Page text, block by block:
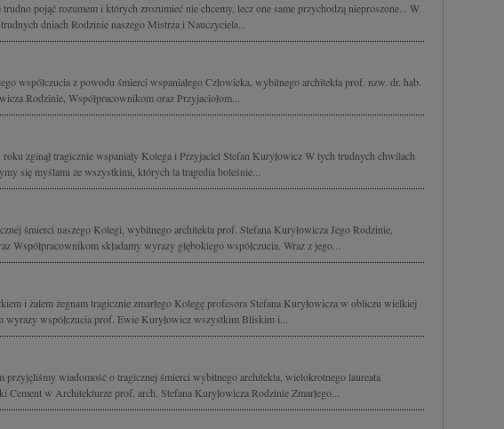
trudno pojąć rozumem i których zrozumieć nie chcemy, lecz one same przychodzą nieproszone... W
dniach Rodzinie naszego Mistrza i Nauczyciela...
współczucia z powodu śmierci wspaniałego Człowieka, wybitnego architekta prof. nzw. dr. hab.
Rodzinie, Współpracownikom oraz Przyjaciołom...
roku zginął tragicznie wspaniały Kolega i Przyjaciel Stefan Kuryłowicz W tych trudnych chwilach
się myślami ze wszystkimi, których ta tragedia boleśnie...
śmierci naszego Kolegi, wybitnego architekta prof. Stefana Kuryłowicza Jego Rodzinie,
Współpracownikom składamy wyrazy głębokiego współczucia. Wraz z jego...
i żalem żegnam tragicznie zmarłego Kolegę profesora Stefana Kuryłowicza w obliczu wielkiej
wyrazy współczucia prof. Ewie Kuryłowicz wszystkim Bliskim i...
przyjęliśmy wiadomość o tragicznej śmierci wybitnego architekta, wielokrotnego laureata
Cement w Architekturze prof. arch. Stefana Kuryłowicza Rodzinie Zmarłego...